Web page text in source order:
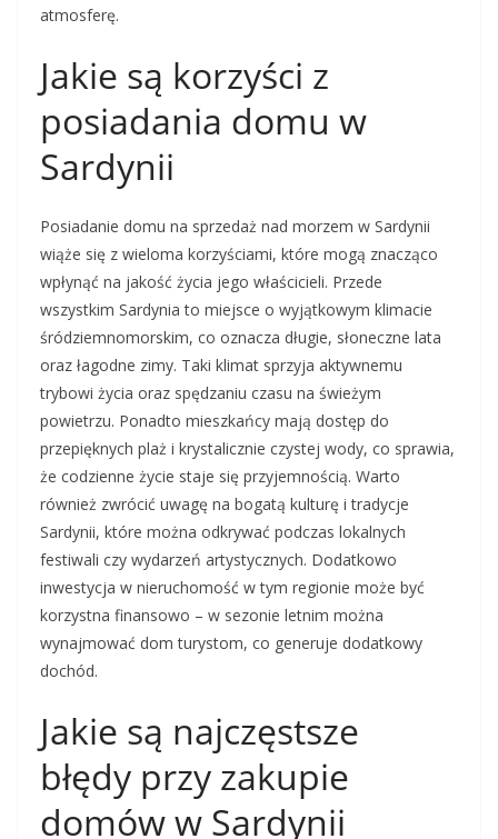
atmosferę.
Jakie są korzyści z
posiadania domu w
Sardynii
Posiadanie domu na sprzedaż nad morzem w Sardynii
wiąże się z wieloma korzyściami, które mogą znacząco
wpłynąć na jakość życia jego właścicieli. Przede
wszystkim Sardynia to miejsce o wyjątkowym klimacie
śródziemnomorskim, co oznacza długie, słoneczne lata
oraz łagodne zimy. Taki klimat sprzyja aktywnemu
trybowi życia oraz spędzaniu czasu na świeżym
powietrzu. Ponadto mieszkańcy mają dostęp do
przepięknych plaż i krystalicznie czystej wody, co sprawia,
że codzienne życie staje się przyjemnością. Warto
również zwrócić uwagę na bogatą kulturę i tradycje
Sardynii, które można odkrywać podczas lokalnych
festiwali czy wydarzeń artystycznych. Dodatkowo
inwestycja w nieruchomość w tym regionie może być
korzystna finansowo – w sezonie letnim można
wynajmować dom turystom, co generuje dodatkowy
dochód.
Jakie są najczęstsze
błędy przy zakupie
domów w Sardynii